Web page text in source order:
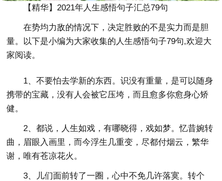
【精华】2021年人生感悟句子汇总79句
在势均力敌的情况下，决定胜败的不是实力而是胆
量。以下是小编为大家收集的人生感悟句子79句,欢迎大
家阅读。
1、不要怕去学新的东西。识没有重量，是可以随身
携带的宝藏，没有人会被它压垮，而且愈多你愈身心矫
健。
2、都说，人生如戏，有哪晓得，戏如梦。忆昔婉转
曲，眉眼入画里，而今浮生几重变，尽都付烟云，繁华
谢，唯有苍凉花火。
3、儿们面前转了一圈，心中不免几许落寞。转个